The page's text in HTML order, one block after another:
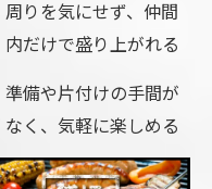
周りを気にせず、仲間
内だけで盛り上がれる
準備や片付けの手間が
なく、気軽に楽しめる